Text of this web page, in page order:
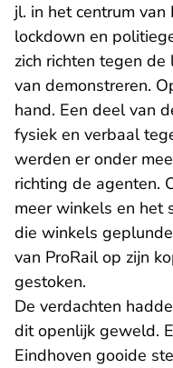
jl. in het centrum van
lockdown en
zich richten tegen
van demonstreren.
hand. Een deel van
fysiek en verbaal
werden er onder
richting de agenten.
meer winkels en het
die winkels
van ProRail op zijn
gestoken.
De verdachten
dit openlijk geweld.
Eindhoven gooide